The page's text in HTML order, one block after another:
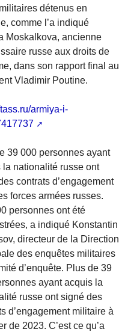
détenus en
comme l’a indiqué
Moskalkova, ancienne
russe aux droits de
dans son rapport final au
Vladimir Poutine.
armiya-i-
39 000 personnes ayant
la nationalité russe ont
contrats d’engagement
forces armées russes.
personnes ont été
a indiqué Konstantin
directeur de la Direction
des enquêtes militaires
d’enquête. Plus de 39
ayant acquis la
russe ont signé des
d’engagement militaire à
de 2023. C’est ce qu’a